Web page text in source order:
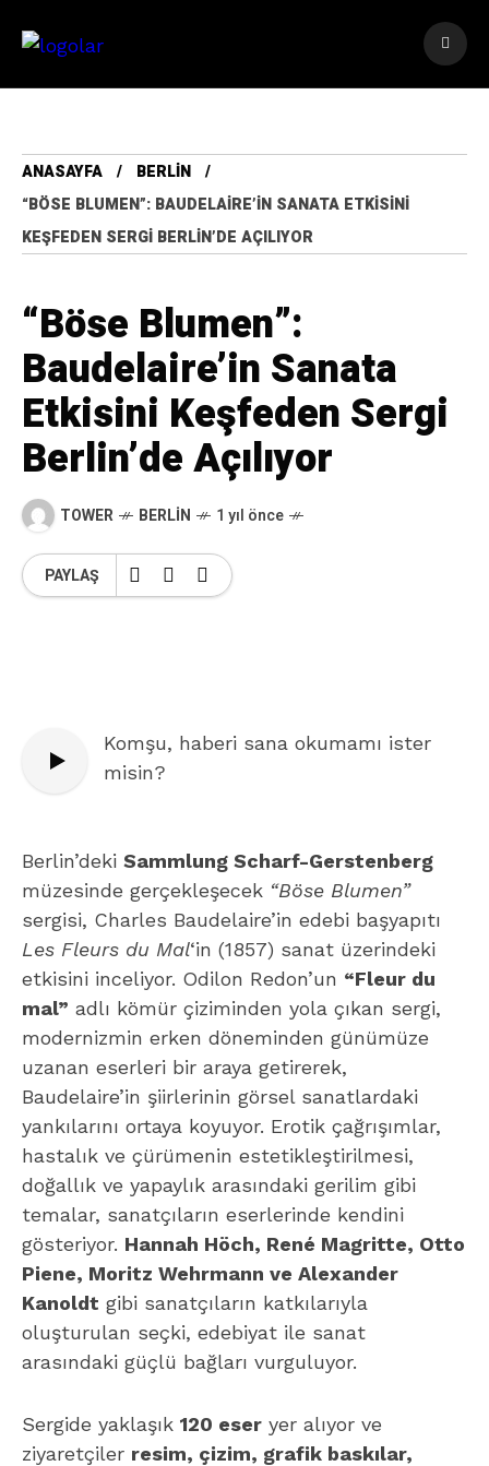
ANASAYFA
BERLIN
“BÖSE BLUMEN”: BAUDELAIRE’IN SANATA ETKISINI
KEŞFEDEN SERGI BERLIN’DE AÇILIYOR
“Böse Blumen”:
Baudelaire’in Sanata
Etkisini Keşfeden Sergi
Berlin’de Açılıyor
TOWER BERLIN 1 yıl önce
PAYLAŞ
Komşu, haberi sana okumamı ister
misin?
Berlin’deki Sammlung Scharf-Gerstenberg
müzesinde gerçekleşecek “Böse Blumen”
sergisi, Charles Baudelaire’in edebi başyapıtı
Les Fleurs du Mal‘in (1857) sanat üzerindeki
etkisini inceliyor. Odilon Redon’un “Fleur du
mal” adlı kömür çiziminden yola çıkan sergi,
modernizmin erken döneminden günümüze
uzanan eserleri bir araya getirerek,
Baudelaire’in şiirlerinin görsel sanatlardaki
yankılarını ortaya koyuyor. Erotik çağrışımlar,
hastalık ve çürümenin estetikleştirilmesi,
doğallık ve yapaylık arasındaki gerilim gibi
temalar, sanatçıların eserlerinde kendini
gösteriyor. Hannah Höch, René Magritte, Otto
Piene, Moritz Wehrmann ve Alexander
Kanoldt gibi sanatçıların katkılarıyla
oluşturulan seçki, edebiyat ile sanat
arasındaki güçlü bağları vurguluyor.
Sergide yaklaşık 120 eser yer alıyor ve
ziyaretçiler resim, çizim, grafik baskılar,